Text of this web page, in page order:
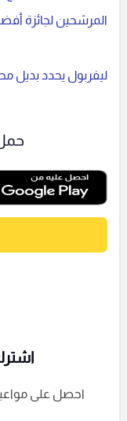
المرشحين لجائزة
ليفربول يحدد بديل
احصل على مواعيد